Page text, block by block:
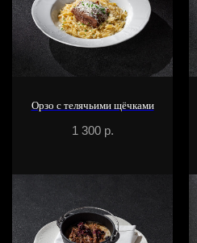
Орзо с телячьими щёчками
1 300 р.